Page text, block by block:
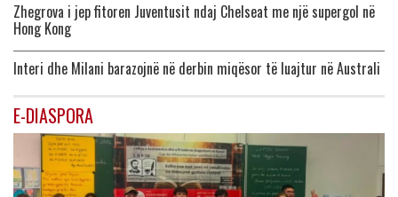
Zhegrova i jep fitoren Juventusit ndaj Chelseat me një supergol në
Hong Kong
Interi dhe Milani barazojnë në derbin miqësor të luajtur në Australi
E-DIASPORA